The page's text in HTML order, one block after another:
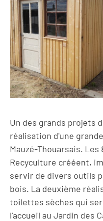
Un des grands projets
réalisation d'une
Mauzé-Thouarsais.
Recyculture crééent,
servir de divers outils
bois. La deuxième
toilettes sèches qui
l'accueil au Jardin des